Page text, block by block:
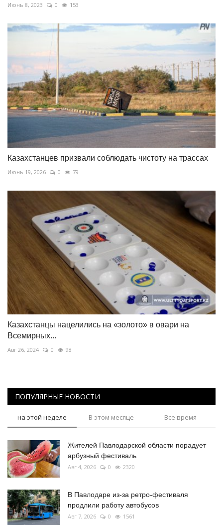
Июнь 8, 2023 0 153
Казахстанцев призвали соблюдать чистоту на трассах
Июнь 19, 2026 0 79
Казахстанцы нацелились на «золото» в овари на
Всемирных...
Авг 26, 2024 0 98
ПОПУЛЯРНЫЕ НОВОСТИ
на этой неделе В этом месяце Все время
Жителей Павлодарской области порадует
арбузный фестиваль
Авг 4, 2026 0 2320
В Павлодаре из-за ретро-фестиваля
продлили работу автобусов
Авг 7, 2026 0 1561